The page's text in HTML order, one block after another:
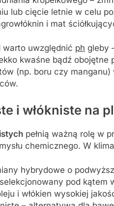
lub cięcie letnie w celu
i mat
warto uwzględnić ph gleby
kwaśne bądź obojętne
(np. boru czy
i włókniste na
pełnią ważną rolę w
chemicznego. W
hybrydowe o
pod kątem
i włókien wysokiej